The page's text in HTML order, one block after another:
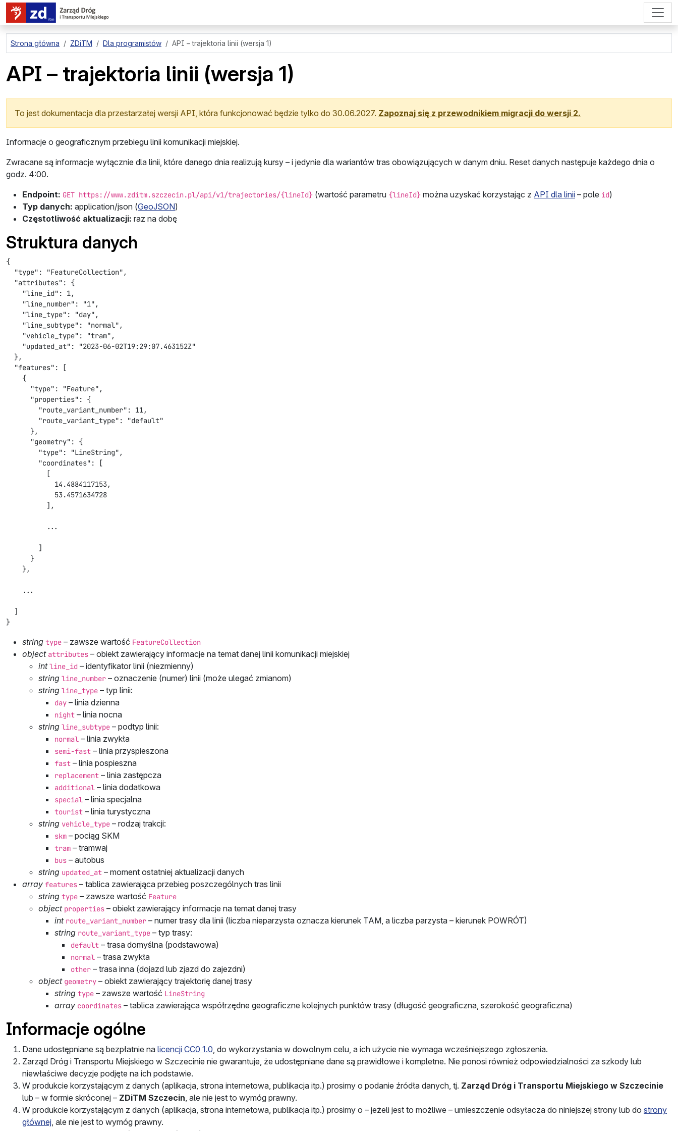
przejdź do treści strony
Strona główna ZDiTM Dla programistów API – trajektoria linii (wersja 1)
API – trajektoria linii (wersja 1)
To jest dokumentacja dla przestarzałej wersji API, która funkcjonować będzie tylko do 30.06.2027. Zapoznaj się z przewodnikiem migracji do wersji 2.
Informacje o geograficznym przebiegu linii komunikacji miejskiej.
Zwracane są informacje wyłącznie dla linii, które danego dnia realizują kursy – i jedynie dla wariantów tras obowiązujących w danym dniu. Reset danych następuje każdego dnia o
godz. 4:00.
Endpoint: GET https://www.zditm.szczecin.pl/api/v1/trajectories/{lineId} (wartość parametru {lineId} można uzyskać korzystając z API dla linii – pole id)
Typ danych: application/json (GeoJSON)
Częstotliwość aktualizacji: raz na dobę
Struktura danych
{
  "type": "FeatureCollection",
  "attributes": {
    "line_id": 1,
    "line_number": "1",
    "line_type": "day",
    "line_subtype": "normal",
    "vehicle_type": "tram",
    "updated_at": "2023-06-02T19:29:07.463152Z"
  },
  "features": [
    {
      "type": "Feature",
      "properties": {
        "route_variant_number": 11,
        "route_variant_type": "default"
      },
      "geometry": {
        "type": "LineString",
        "coordinates": [
          [
            14.4884117153,
            53.4571634728
          ],
          ...
        ]
      }
    },
    ...
  ]
}
string type – zawsze wartość FeatureCollection
object attributes – obiekt zawierający informacje na temat danej linii komunikacji miejskiej
int line_id – identyfikator linii (niezmienny)
string line_number – oznaczenie (numer) linii (może ulegać zmianom)
string line_type – typ linii:
day – linia dzienna
night – linia nocna
string line_subtype – podtyp linii:
normal – linia zwykła
semi-fast – linia przyspieszona
fast – linia pospieszna
replacement – linia zastępcza
additional – linia dodatkowa
special – linia specjalna
tourist – linia turystyczna
string vehicle_type – rodzaj trakcji:
skm – pociąg SKM
tram – tramwaj
bus – autobus
string updated_at – moment ostatniej aktualizacji danych
array features – tablica zawierająca przebieg poszczególnych tras linii
string type – zawsze wartość Feature
object properties – obiekt zawierający informacje na temat danej trasy
int route_variant_number – numer trasy dla linii (liczba nieparzysta oznacza kierunek TAM, a liczba parzysta – kierunek POWRÓT)
string route_variant_type – typ trasy:
default – trasa domyślna (podstawowa)
normal – trasa zwykła
other – trasa inna (dojazd lub zjazd do zajezdni)
object geometry – obiekt zawierający trajektorię danej trasy
string type – zawsze wartość LineString
array coordinates – tablica zawierająca współrzędne geograficzne kolejnych punktów trasy (długość geograficzna, szerokość geograficzna)
Informacje ogólne
Dane udostępniane są bezpłatnie na licencji CC0 1.0, do wykorzystania w dowolnym celu, a ich użycie nie wymaga wcześniejszego zgłoszenia.
Zarząd Dróg i Transportu Miejskiego w Szczecinie nie gwarantuje, że udostępniane dane są prawidłowe i kompletne. Nie ponosi również odpowiedzialności za szkody lub
niewłaściwe decyzje podjęte na ich podstawie.
W produkcie korzystającym z danych (aplikacja, strona internetowa, publikacja itp.) prosimy o podanie źródła danych, tj. Zarząd Dróg i Transportu Miejskiego w Szczecinie
lub – w formie skróconej – ZDiTM Szczecin, ale nie jest to wymóg prawny.
W produkcie korzystającym z danych (aplikacja, strona internetowa, publikacja itp.) prosimy o – jeżeli jest to możliwe – umieszczenie odsyłacza do niniejszej strony lub do strony
głównej, ale nie jest to wymóg prawny.